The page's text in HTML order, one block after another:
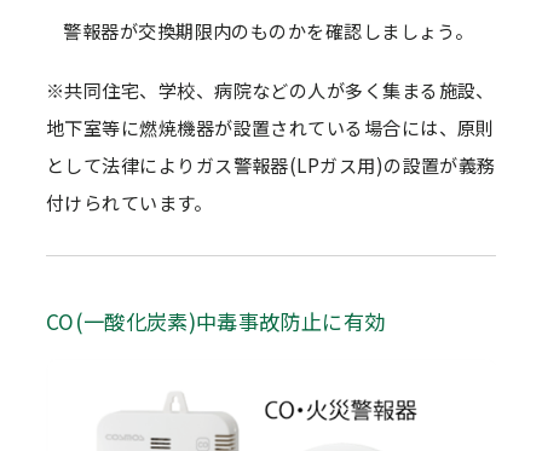
警報器が交換期限内のものかを確認しましょう。
※共同住宅、学校、病院などの人が多く集まる施設、
地下室等に燃焼機器が設置されている場合には、原則
として法律によりガス警報器(LPガス用)の設置が義務
付けられています。
CO(一酸化炭素)中毒事故防止に有効